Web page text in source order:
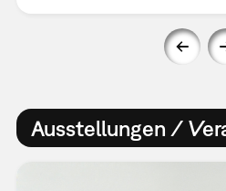
Ausstellungen /